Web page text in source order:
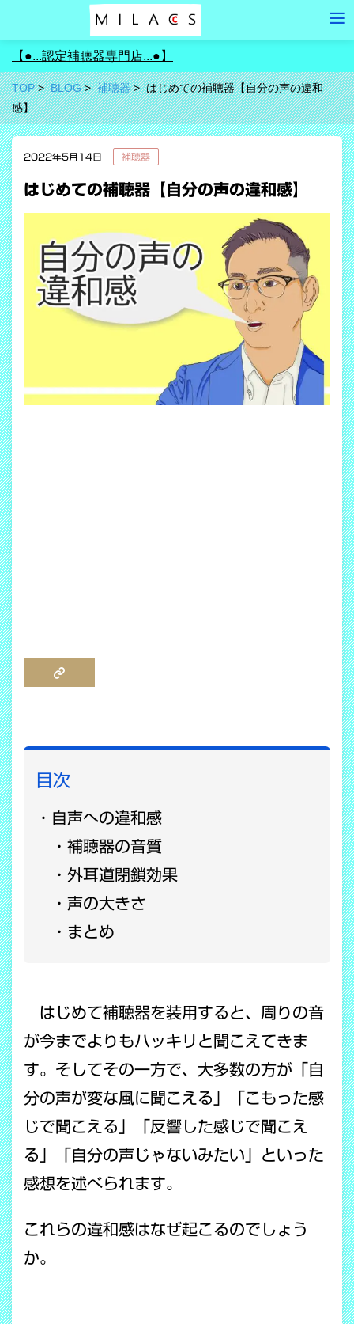
【●...認定補聴器専門店...●】
TOP BLOG 補聴器
はじめての補聴器【自分の声の違和
感】
2022年5月14日 補聴器
はじめての補聴器【自分の声の違和感】
目次
自声への違和感
補聴器の音質
外耳道閉鎖効果
声の大きさ
まとめ
はじめて補聴器を装用すると、周りの音
が今までよりもハッキリと聞こえてきま
す。そしてその一方で、大多数の方が「自
分の声が変な風に聞こえる」「こもった感
じで聞こえる」「反響した感じで聞こえ
る」「自分の声じゃないみたい」といった
感想を述べられます。
これらの違和感はなぜ起こるのでしょう
か。